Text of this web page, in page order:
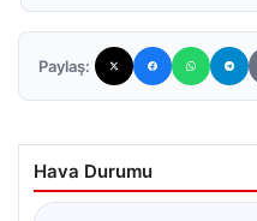
Paylaş:
Hava Durumu